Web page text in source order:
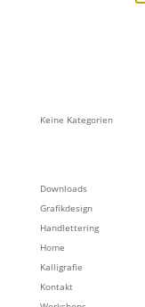
Keine Kategorien
Downloads
Grafikdesign
Handlettering
Home
Kalligrafie
Kontakt